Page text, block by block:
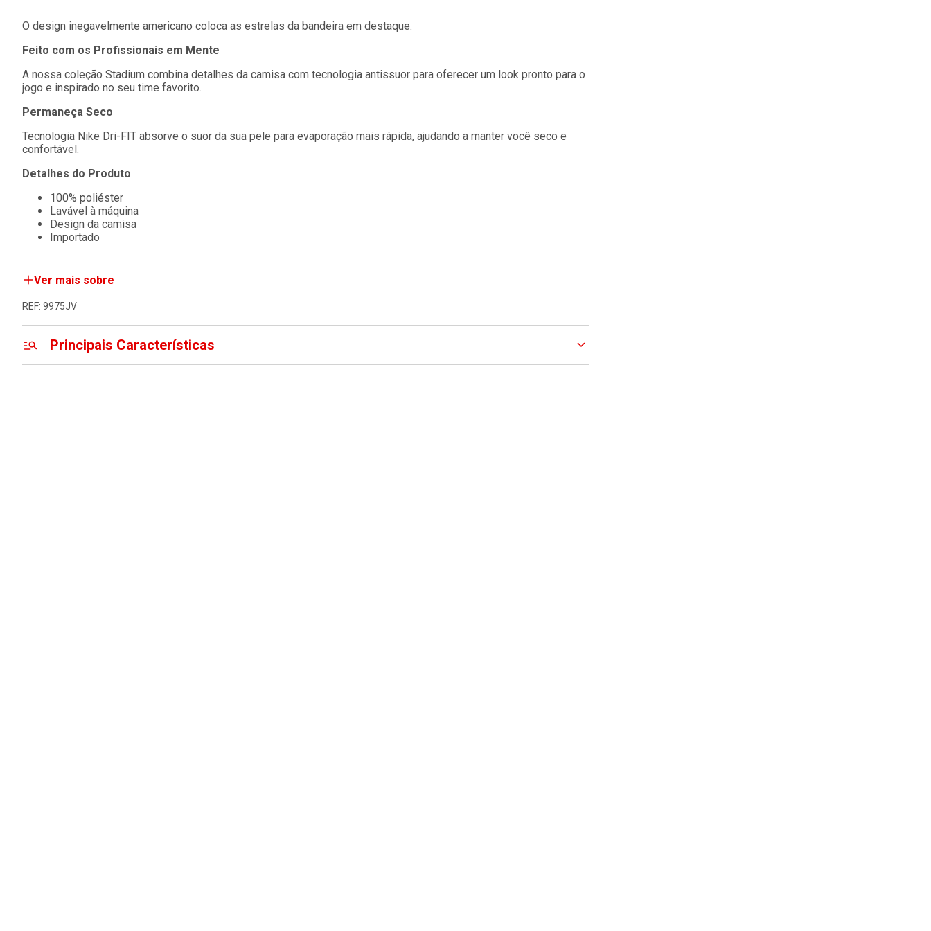
O design inegavelmente americano coloca as estrelas da bandeira em destaque.
Feito com os Profissionais em Mente
A nossa coleção Stadium combina detalhes da camisa com tecnologia antissuor para oferecer um look pronto para o
jogo e inspirado no seu time favorito.
Permaneça Seco
Tecnologia Nike Dri-FIT absorve o suor da sua pele para evaporação mais rápida, ajudando a manter você seco e
confortável.
Detalhes do Produto
100% poliéster
Lavável à máquina
Design da camisa
Importado
Ver mais sobre
REF: 9975JV
Principais Características